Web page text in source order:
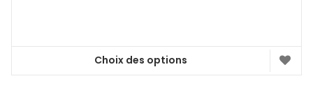
Choix des options
Ce